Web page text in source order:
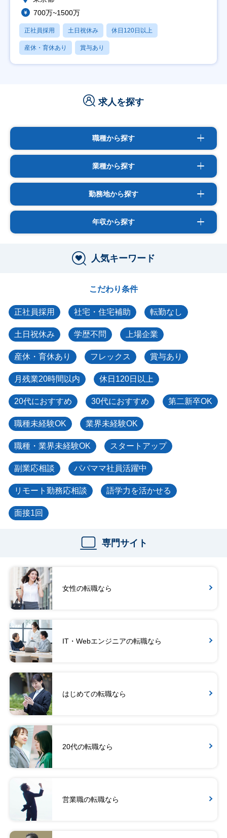
700万~1500万
正社員採用 土日祝休み 休日120日以上
産休・育休あり 賞与あり
求人を探す
職種から探す
業種から探す
勤務地から探す
年収から探す
人気キーワード
こだわり条件
正社員採用 社宅・住宅補助 転勤なし
土日祝休み 学歴不問 上場企業
産休・育休あり フレックス 賞与あり
月残業20時間以内 休日120日以上
20代におすすめ 30代におすすめ 第二新卒OK
職種未経験OK 業界未経験OK
職種・業界未経験OK スタートアップ
副業応相談 パパママ社員活躍中
リモート勤務応相談 語学力を活かせる
面接1回
専門サイト
女性の転職なら
IT・Webエンジニアの転職なら
はじめての転職なら
20代の転職なら
営業職の転職なら